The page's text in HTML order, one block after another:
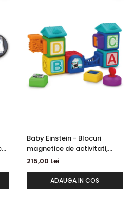
Baby Einstein - Blocuri
magnetice de activitati,
"Bridge & Learn" din 15 piese
215,00 Lei
ADAUGA IN COS